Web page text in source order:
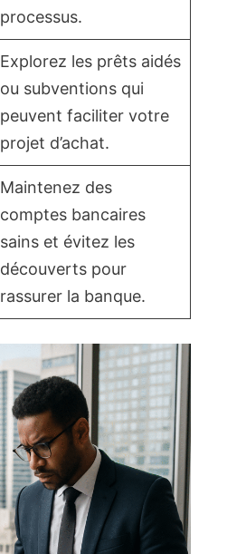
processus.
Explorez les prêts aidés
ou subventions qui
peuvent faciliter votre
projet d’achat.
Maintenez des
comptes bancaires
sains et évitez les
découverts pour
rassurer la banque.